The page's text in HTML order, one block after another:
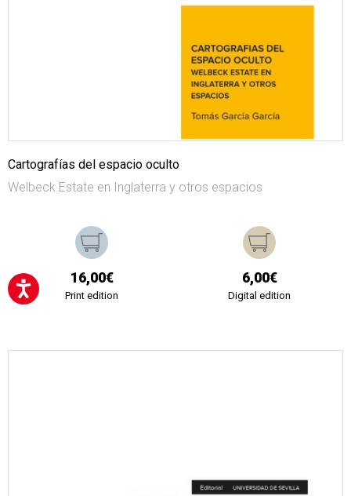
Cartografías del espacio oculto
Welbeck Estate en Inglaterra y otros espacios
16,00€
Print edition
6,00€
Digital edition